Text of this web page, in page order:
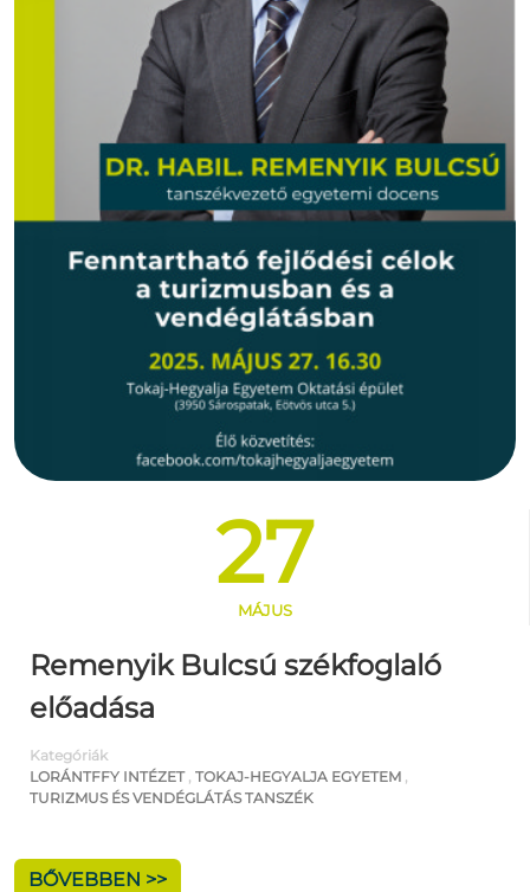
27
MÁJUS
Remenyik Bulcsú székfoglaló
előadása
Kategóriák
LORÁNTFFY INTÉZET, TOKAJ-HEGYALJA EGYETEM ,
TURIZMUS ÉS VENDÉGLÁTÁS TANSZÉK
BŐVEBBEN >>